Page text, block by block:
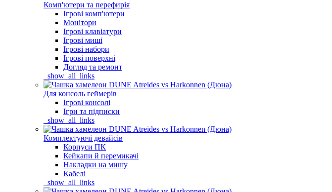
Комп'ютери та перефирія
Ігрові комп'ютери
Монітори
Ігрові клавіатури
Ігрові миші
Ігрові набори
Ігрові поверхні
Догляд та ремонт
_show_all_links
Для консоль геймерів
Ігрові консолі
Ігри та підписки
_show_all_links
Комплектуючі девайсів
Корпуси ПК
Кейкапи й перемикачі
Накладки на мишу
Кабелі
_show_all_links